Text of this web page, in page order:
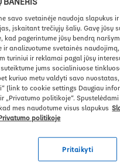
Pakeisti regioną
mix
mityba
Žmonės ir bendruomenės
savo svetainėje naudoja slapukus
įskaitant trečiųjų šalių. Gavę jūsų
kad pagerintume jūsų bendrą
ir analizuotume svetainės
turiniui ir reklamai pagal jūsų
jums socialiniuose
kuriuo metu valdyti savo
[link to cookie settings Daugiau
„Privatumo politikoje“.
mes naudotume visus slapukus
politikoje
Pritaikyti